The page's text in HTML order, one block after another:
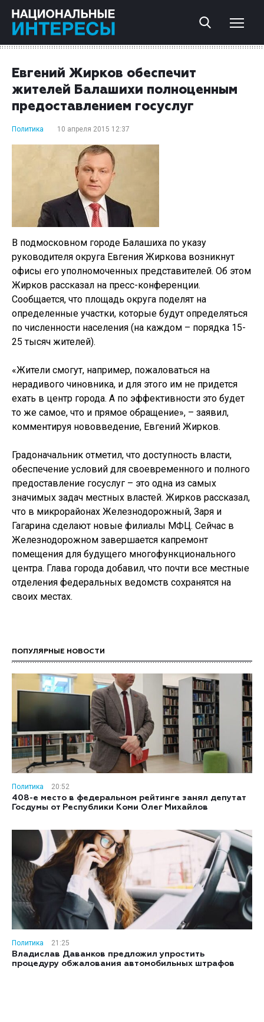
Евгений Жирков обеспечит
жителей Балашихи полноценным
предоставлением госуслуг
Политика 10 апреля 2015 12:37
В подмосковном городе Балашиха по указу
руководителя округа Евгения Жиркова возникнут
офисы его уполномоченных представителей. Об этом
Жирков рассказал на пресс-конференции.
Сообщается, что площадь округа поделят на
определенные участки, которые будут определяться
по численности населения (на каждом – порядка 15-
25 тысяч жителей).
«Жители смогут, например, пожаловаться на
нерадивого чиновника, и для этого им не придется
ехать в центр города. А по эффективности это будет
то же самое, что и прямое обращение», – заявил,
комментируя нововведение, Евгений Жирков.
Градоначальник отметил, что доступность власти,
обеспечение условий для своевременного и полного
предоставление госуслуг – это одна из самых
значимых задач местных властей. Жирков рассказал,
что в микрорайонах Железнодорожный, Заря и
Гагарина сделают новые филиалы МФЦ. Сейчас в
Железнодорожном завершается капремонт
помещения для будущего многофункционального
центра. Глава города добавил, что почти все местные
отделения федеральных ведомств сохранятся на
своих местах.
ПОПУЛЯРНЫЕ НОВОСТИ
Политика
20:52
408-е место в федеральном рейтинге занял депутат
Госдумы от Республики Коми Олег Михайлов
Политика
21:25
Владислав Даванков предложил упростить
процедуру обжалования автомобильных штрафов